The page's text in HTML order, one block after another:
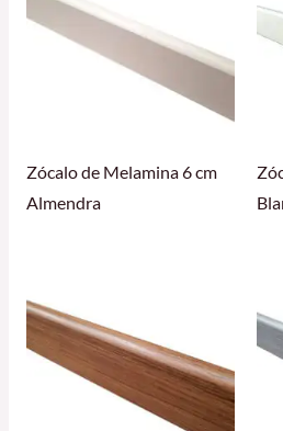
Zócalo de Melamina 6 cm
Almendra